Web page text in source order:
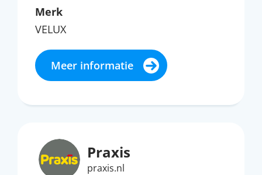
Merk
VELUX
Meer informatie
Praxis
praxis.nl